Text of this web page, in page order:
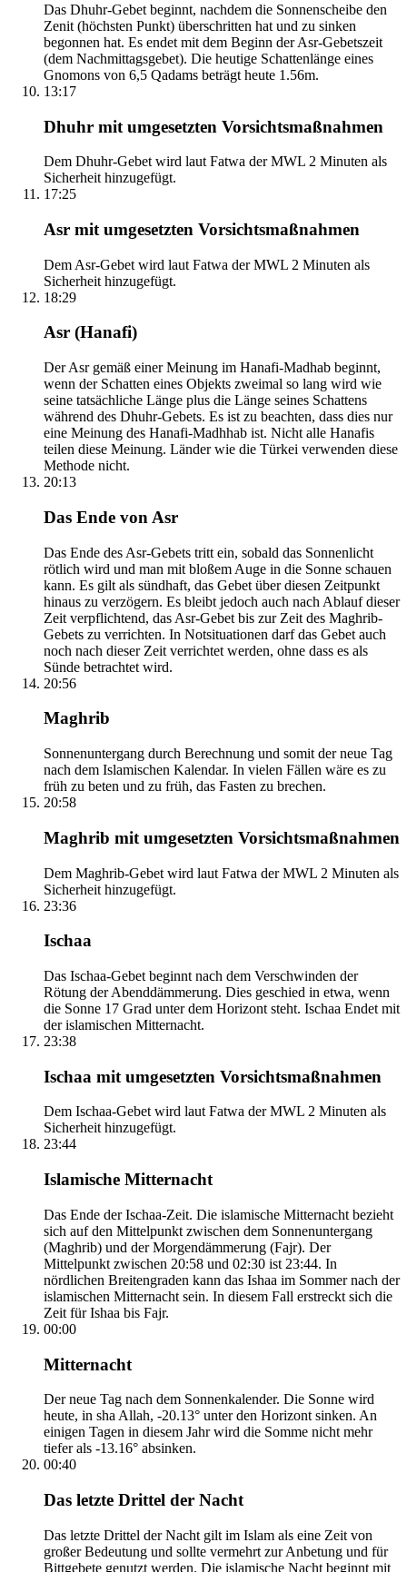
Das Dhuhr-Gebet beginnt, nachdem die Sonnenscheibe den
Zenit (höchsten Punkt) überschritten hat und zu sinken
begonnen hat. Es endet mit dem Beginn der Asr-Gebetszeit
(dem Nachmittagsgebet). Die heutige Schattenlänge eines
Gnomons von 6,5 Qadams beträgt heute 1.56m.
13:17
Dhuhr mit umgesetzten Vorsichtsmaßnahmen
Dem Dhuhr-Gebet wird laut Fatwa der MWL 2 Minuten als
Sicherheit hinzugefügt.
17:25
Asr mit umgesetzten Vorsichtsmaßnahmen
Dem Asr-Gebet wird laut Fatwa der MWL 2 Minuten als
Sicherheit hinzugefügt.
18:29
Asr (Hanafi)
Der Asr gemäß einer Meinung im Hanafi-Madhab beginnt,
wenn der Schatten eines Objekts zweimal so lang wird wie
seine tatsächliche Länge plus die Länge seines Schattens
während des Dhuhr-Gebets. Es ist zu beachten, dass dies nur
eine Meinung des Hanafi-Madhhab ist. Nicht alle Hanafis
teilen diese Meinung. Länder wie die Türkei verwenden diese
Methode nicht.
20:13
Das Ende von Asr
Das Ende des Asr-Gebets tritt ein, sobald das Sonnenlicht
rötlich wird und man mit bloßem Auge in die Sonne schauen
kann. Es gilt als sündhaft, das Gebet über diesen Zeitpunkt
hinaus zu verzögern. Es bleibt jedoch auch nach Ablauf dieser
Zeit verpflichtend, das Asr-Gebet bis zur Zeit des Maghrib-
Gebets zu verrichten. In Notsituationen darf das Gebet auch
noch nach dieser Zeit verrichtet werden, ohne dass es als
Sünde betrachtet wird.
20:56
Maghrib
Sonnenuntergang durch Berechnung und somit der neue Tag
nach dem Islamischen Kalendar. In vielen Fällen wäre es zu
früh zu beten und zu früh, das Fasten zu brechen.
20:58
Maghrib mit umgesetzten Vorsichtsmaßnahmen
Dem Maghrib-Gebet wird laut Fatwa der MWL 2 Minuten als
Sicherheit hinzugefügt.
23:36
Ischaa
Das Ischaa-Gebet beginnt nach dem Verschwinden der
Rötung der Abenddämmerung. Dies geschied in etwa, wenn
die Sonne 17 Grad unter dem Horizont steht. Ischaa Endet mit
der islamischen Mitternacht.
23:38
Ischaa mit umgesetzten Vorsichtsmaßnahmen
Dem Ischaa-Gebet wird laut Fatwa der MWL 2 Minuten als
Sicherheit hinzugefügt.
23:44
Islamische Mitternacht
Das Ende der Ischaa-Zeit. Die islamische Mitternacht bezieht
sich auf den Mittelpunkt zwischen dem Sonnenuntergang
(Maghrib) und der Morgendämmerung (Fajr). Der
Mittelpunkt zwischen 20:58 und 02:30 ist 23:44. In
nördlichen Breitengraden kann das Ishaa im Sommer nach der
islamischen Mitternacht sein. In diesem Fall erstreckt sich die
Zeit für Ishaa bis Fajr.
00:00
Mitternacht
Der neue Tag nach dem Sonnenkalender. Die Sonne wird
heute, in sha Allah, -20.13° unter den Horizont sinken. An
einigen Tagen in diesem Jahr wird die Somme nicht mehr
tiefer als -13.16° absinken.
00:40
Das letzte Drittel der Nacht
Das letzte Drittel der Nacht gilt im Islam als eine Zeit von
großer Bedeutung und sollte vermehrt zur Anbetung und für
Bittgebete genutzt werden. Die islamische Nacht beginnt mit